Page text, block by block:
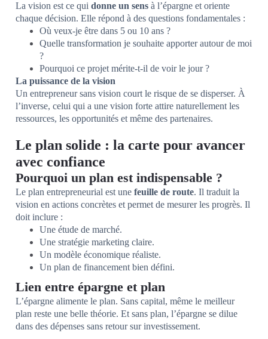
La vision est ce qui donne un sens à l’épargne et oriente
chaque décision. Elle répond à des questions fondamentales :
Où veux-je être dans 5 ou 10 ans ?
Quelle transformation je souhaite apporter autour de moi
?
Pourquoi ce projet mérite-t-il de voir le jour ?
La puissance de la vision
Un entrepreneur sans vision court le risque de se disperser. À
l’inverse, celui qui a une vision forte attire naturellement les
ressources, les opportunités et même des partenaires.
Le plan solide : la carte pour avancer
avec confiance
Pourquoi un plan est indispensable ?
Le plan entrepreneurial est une feuille de route. Il traduit la
vision en actions concrètes et permet de mesurer les progrès. Il
doit inclure :
Une étude de marché.
Une stratégie marketing claire.
Un modèle économique réaliste.
Un plan de financement bien défini.
Lien entre épargne et plan
L’épargne alimente le plan. Sans capital, même le meilleur
plan reste une belle théorie. Et sans plan, l’épargne se dilue
dans des dépenses sans retour sur investissement.